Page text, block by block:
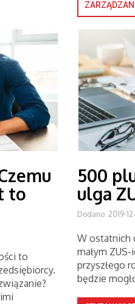
to
to
500
ulga
Dodano: 2019-
W ostatnich
małym
przyszłego
będzie